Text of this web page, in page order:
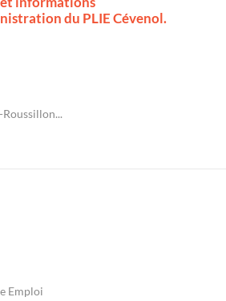
du PLIE Cévenol.
Emploi